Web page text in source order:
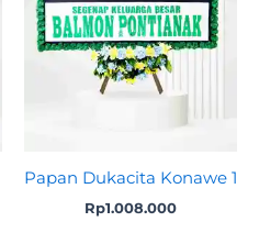
Papan Dukacita Konawe 1
Rp1.008.000